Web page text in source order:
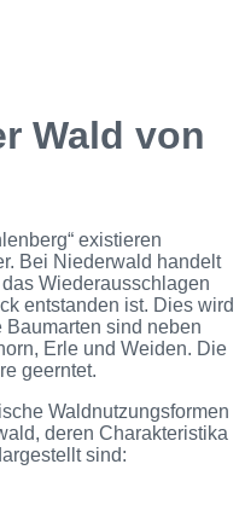
Wald von
existieren
Bei Niederwald handelt
Wiederausschlagen
entstanden ist. Dies wird
sind neben
Erle und Weiden. Die
geerntet.
Waldnutzungsformen
deren Charakteristika
sind: